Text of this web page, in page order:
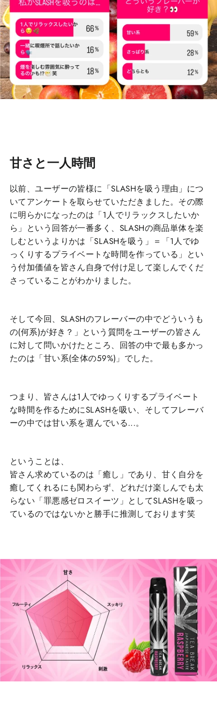
甘さと一人時間
以前、ユーザーの皆様に「SLASHを吸う理由」につ
いてアンケートを取らせていただきました。その際
に明らかになったのは「1人でリラックスしたいか
ら」という回答が一番多く、SLASHの商品単体を楽
しむというよりかは「SLASHを吸う」＝「1人でゆ
っくりするプライベートな時間を作っている」とい
う付加価値を皆さん自身で付け足して楽しんでくだ
さっていることがわかりました。
そして今回、SLASHのフレーバーの中でどういうも
の(何系)が好き？」という質問をユーザーの皆さん
に対して問いかけたところ、回答の中で最も多かっ
たのは「甘い系(全体の59%)」でした。
つまり、皆さんは1人でゆっくりするプライベート
な時間を作るためにSLASHを吸い、そしてフレーバ
ーの中では甘い系を選んでいる...。
ということは、
皆さん求めているのは「癒し」であり、甘く自分を
癒してくれるにも関わらず、どれだけ楽しんでも太
らない「罪悪感ゼロスイーツ」としてSLASHを吸っ
ているのではないかと勝手に推測しております笑